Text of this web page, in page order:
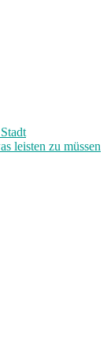
leisten zu müssen